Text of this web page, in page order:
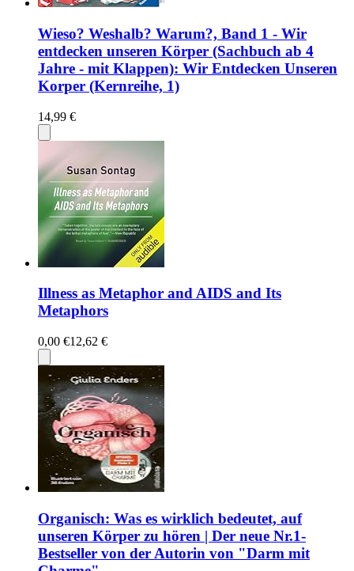
Wieso? Weshalb? Warum?, Band 1 - Wir
entdecken unseren Körper (Sachbuch ab 4
Jahre - mit Klappen): Wir Entdecken Unseren
Korper (Kernreihe, 1)
14,99 €
Illness as Metaphor and AIDS and Its
Metaphors
0,00 €12,62 €
Organisch: Was es wirklich bedeutet, auf
unseren Körper zu hören | Der neue Nr.1-
Bestseller von der Autorin von "Darm mit